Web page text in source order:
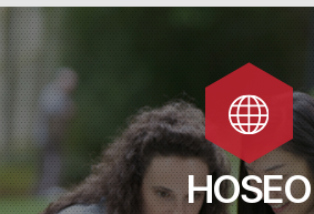
HOSEO
교환학생
한국어학당